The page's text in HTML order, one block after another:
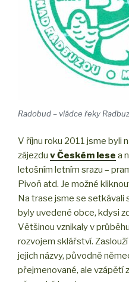
Radobud – vládce řeky
V říjnu roku 2011 jsme byli
zájezdu v Českém lese a
letošním letním srazu –
Pivoň atd. Je možné
Na trase jsme se setkávali
byly uvedené obce, kdysi
Většinou vznikaly v
rozvojem sklářství.
jejich názvy, původně
přejmenované, ale vzápětí